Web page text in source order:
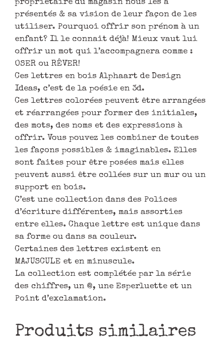
propriétaire du magasin nous les a
présentés & sa vision de leur façon de les
utiliser. Pourquoi offrir son prénom à un
enfant? Il le connait déjà! Mieux vaut lui
offrir un mot qui l’accompagnera comme :
OSER ou RÊVER!
Ces lettres en bois Alphaart de Design
Ideas, c’est de la poésie en 3d.
Ces lettres colorées peuvent être arrangées
et réarrangées pour former des initiales,
des mots, des noms et des expressions à
offrir. Vous pouvez les combiner de toutes
les façons possibles & imaginables. Elles
sont faites pour être posées mais elles
peuvent aussi être collées sur un mur ou un
support en bois.
C’est une collection dans des Polices
d’écriture différentes, mais assorties
entre elles. Chaque lettre est unique dans
sa forme ou dans sa couleur.
Certaines des lettres existent en
MAJUSCULE et en minuscule.
La collection est complétée par la série
des chiffres, un @, une Esperluette et un
Point d’exclamation.
Produits similaires